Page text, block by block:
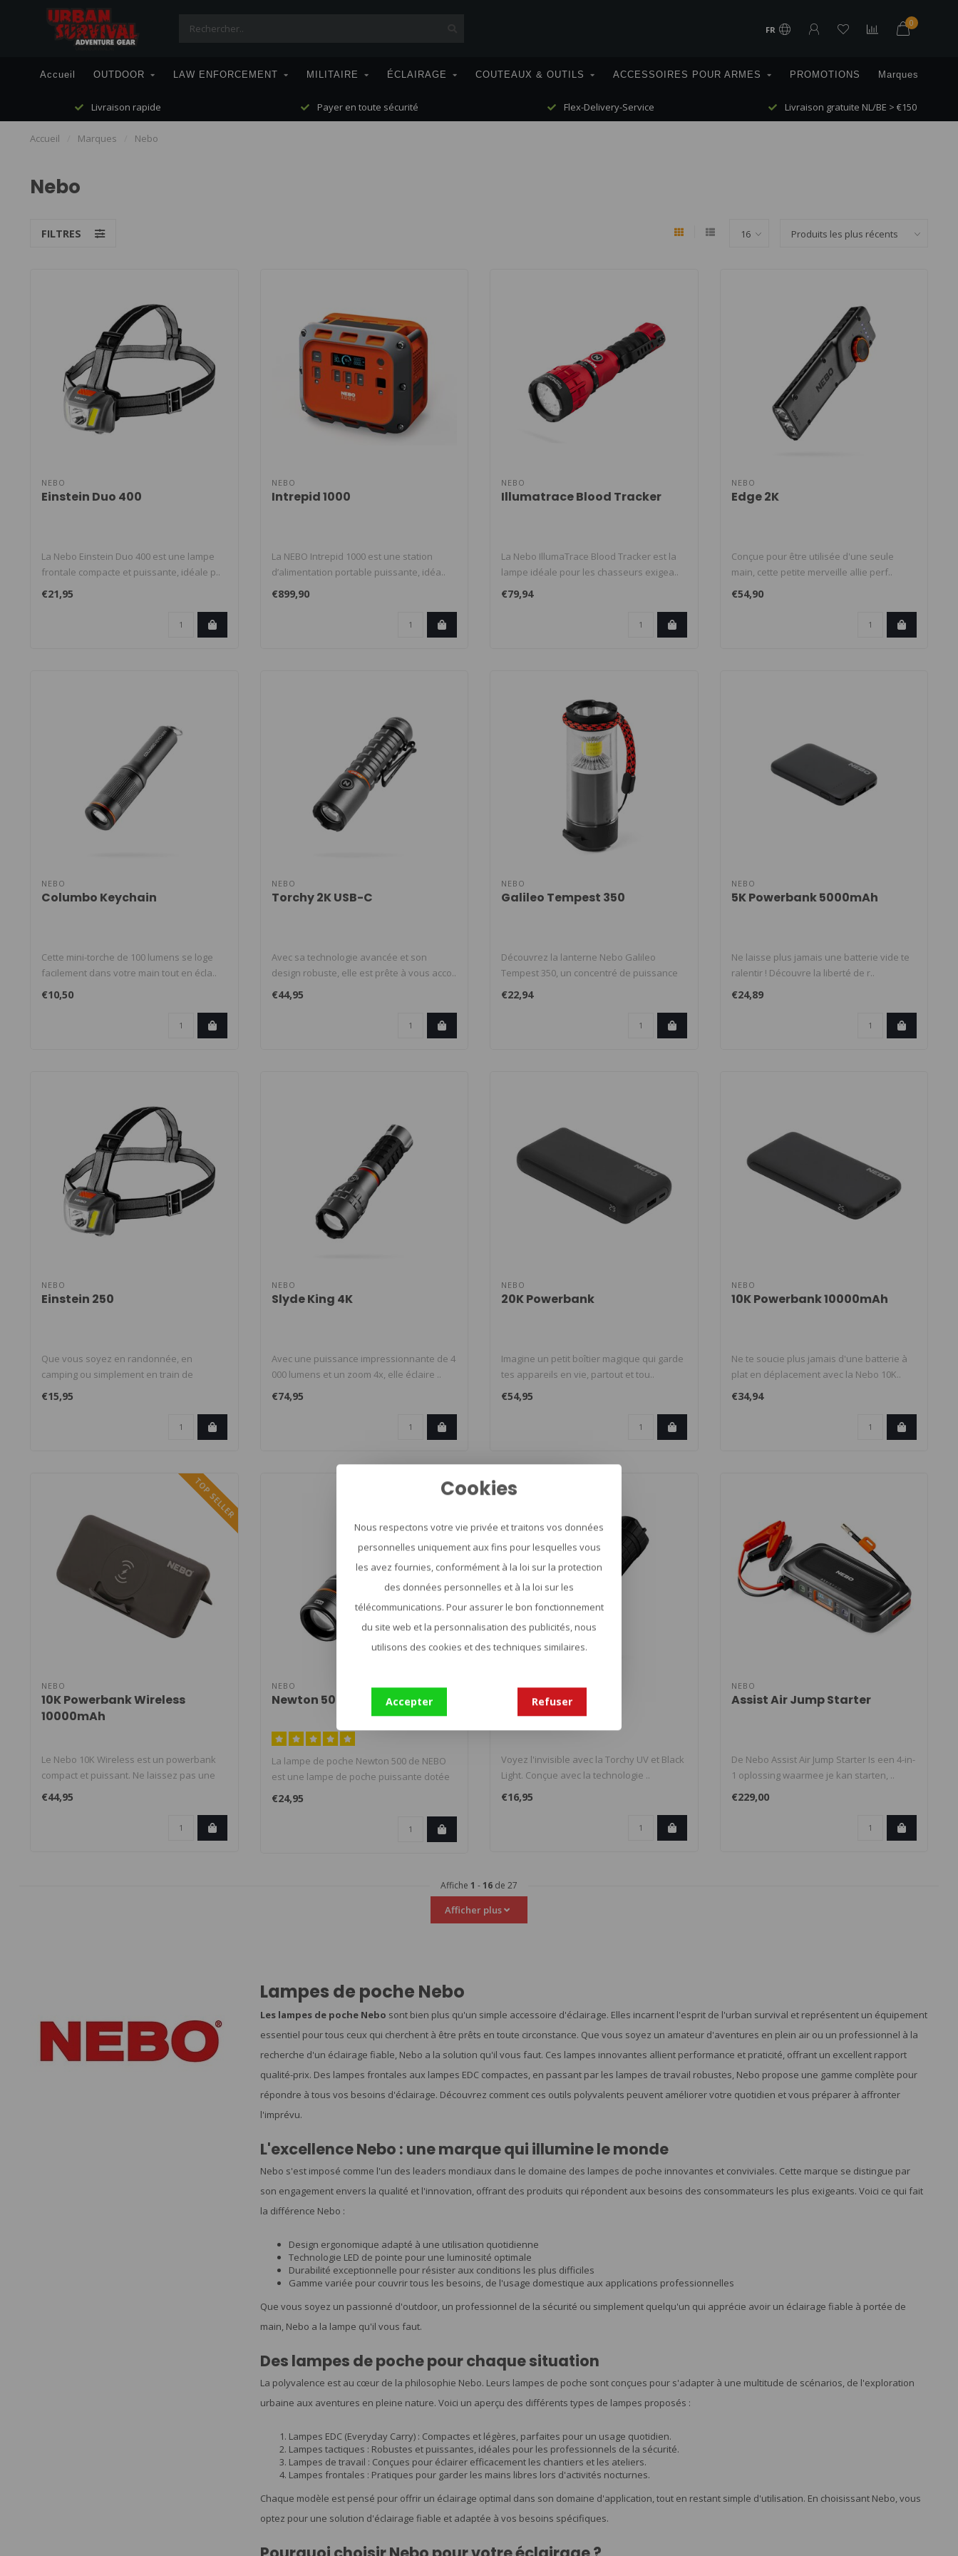
FR
0
Accueil OUTDOOR LAW ENFORCEMENT MILITAIRE ÉCLAIRAGE COUTEAUX & OUTILS ACCESSOIRES POUR ARMES PROMOTIONS Marques
Livraison rapide Payer en toute sécurité Flex-Delivery-Service Livraison gratuite NL/BE > €150
Accueil Marques Nebo
Nebo
FILTRES
NEBO
Einstein Duo 400
La Nebo Einstein Duo 400 est une lampe
frontale compacte et puissante, idéale p..
€21,95
NEBO
Intrepid 1000
La NEBO Intrepid 1000 est une station
d’alimentation portable puissante, idéa..
€899,90
NEBO
Illumatrace Blood Tracker
La Nebo IllumaTrace Blood Tracker est la
lampe idéale pour les chasseurs exigea..
€79,94
NEBO
Edge 2K
Conçue pour être utilisée d'une seule
main, cette petite merveille allie perf..
€54,90
NEBO
Columbo Keychain
Cette mini-torche de 100 lumens se loge
facilement dans votre main tout en écla..
€10,50
NEBO
Torchy 2K USB-C
Avec sa technologie avancée et son
design robuste, elle est prête à vous acco..
€44,95
NEBO
Galileo Tempest 350
Découvrez la lanterne Nebo Galileo
Tempest 350, un concentré de puissance
et d..
€22,94
NEBO
5K Powerbank 5000mAh
Ne laisse plus jamais une batterie vide te
ralentir ! Découvre la liberté de r..
€24,89
NEBO
Einstein 250
Que vous soyez en randonnée, en
camping ou simplement en train de
€15,95
NEBO
Slyde King 4K
Avec une puissance impressionnante de 4
000 lumens et un zoom 4x, elle éclaire ..
€74,95
NEBO
20K Powerbank
Imagine un petit boîtier magique qui garde
tes appareils en vie, partout et tou..
€54,95
NEBO
10K Powerbank 10000mAh
Ne te soucie plus jamais d'une batterie à
plat en déplacement avec la Nebo 10K..
€34,94
TOP SELLER
NEBO
10K Powerbank Wireless
10000mAh
Le Nebo 10K Wireless est un powerbank
compact et puissant. Ne laissez pas une
ba..
€44,95
TOP SELLER
NEBO
Newton 500
La lampe de poche Newton 500 de NEBO
est une lampe de poche puissante dotée
de ..
€24,95
NEBO
Torchy UV
Voyez l'invisible avec la Torchy UV et Black
Light. Conçue avec la technologie ..
€16,95
NEBO
Assist Air Jump Starter
De Nebo Assist Air Jump Starter Is een 4-in-
1 oplossing waarmee je kan starten, ..
€229,00
Affiche 1 -16 de 27
Afficher plus
Lampes de poche Nebo
Les lampes de poche Nebo sont bien plus qu'un simple accessoire d'éclairage. Elles incarnent l'esprit de l'urban survival et représentent un équipement
essentiel pour tous ceux qui cherchent à être prêts en toute circonstance. Que vous soyez un amateur d'aventures en plein air ou un professionnel à la
recherche d'un éclairage fiable, Nebo a la solution qu'il vous faut. Ces lampes innovantes allient performance et praticité, offrant un excellent rapport
qualité-prix. Des lampes frontales aux lampes EDC compactes, en passant par les lampes de travail robustes, Nebo propose une gamme complète pour
répondre à tous vos besoins d'éclairage. Découvrez comment ces outils polyvalents peuvent améliorer votre quotidien et vous préparer à affronter
l'imprévu.
L'excellence Nebo : une marque qui illumine le monde
Nebo s'est imposé comme l'un des leaders mondiaux dans le domaine des lampes de poche innovantes et conviviales. Cette marque se distingue par
son engagement envers la qualité et l'innovation, offrant des produits qui répondent aux besoins des consommateurs les plus exigeants. Voici ce qui fait
la différence Nebo :
Design ergonomique adapté à une utilisation quotidienne
Technologie LED de pointe pour une luminosité optimale
Durabilité exceptionnelle pour résister aux conditions les plus difficiles
Gamme variée pour couvrir tous les besoins, de l'usage domestique aux applications professionnelles
Que vous soyez un passionné d'outdoor, un professionnel de la sécurité ou simplement quelqu'un qui apprécie avoir un éclairage fiable à portée de
main, Nebo a la lampe qu'il vous faut.
Des lampes de poche pour chaque situation
La polyvalence est au cœur de la philosophie Nebo. Leurs lampes de poche sont conçues pour s'adapter à une multitude de scénarios, de l'exploration
urbaine aux aventures en pleine nature. Voici un aperçu des différents types de lampes proposés :
Lampes EDC (Everyday Carry) : Compactes et légères, parfaites pour un usage quotidien.
Lampes tactiques : Robustes et puissantes, idéales pour les professionnels de la sécurité.
Lampes de travail : Conçues pour éclairer efficacement les chantiers et les ateliers.
Lampes frontales : Pratiques pour garder les mains libres lors d'activités nocturnes.
Chaque modèle est pensé pour offrir un éclairage optimal dans son domaine d'application, tout en restant simple d'utilisation. En choisissant Nebo, vous
optez pour une solution d'éclairage fiable et adaptée à vos besoins spécifiques.
Cookies
Nous respectons votre vie privée et traitons vos données
personnelles uniquement aux fins pour lesquelles vous
les avez fournies, conformément à la loi sur la protection
des données personnelles et à la loi sur les
télécommunications. Pour assurer le bon fonctionnement
du site web et la personnalisation des publicités, nous
utilisons des cookies et des techniques similaires.
Accepter Refuser